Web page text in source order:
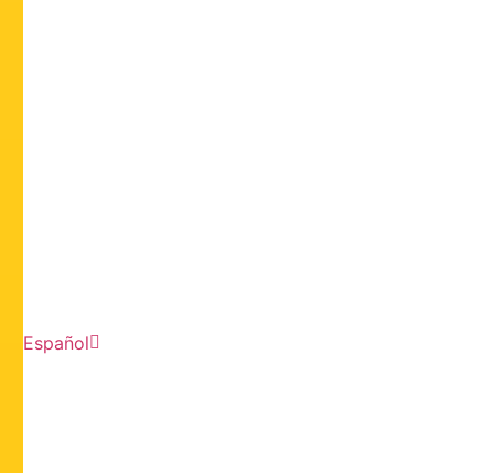
Español